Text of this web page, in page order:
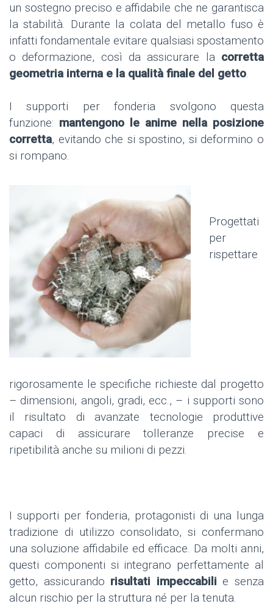
un sostegno preciso e affidabile che ne garantisca
la stabilità. Durante la colata del metallo fuso è
infatti fondamentale evitare qualsiasi spostamento
o deformazione, così da assicurare la corretta
geometria interna e la qualità finale del getto.
I supporti per fonderia svolgono questa
funzione: mantengono le anime nella posizione
corretta, evitando che si spostino, si deformino o
si rompano.
Progettati
per
rispettare
rigorosamente le specifiche richieste dal progetto
– dimensioni, angoli, gradi, ecc., – i supporti sono
il risultato di avanzate tecnologie produttive
capaci di assicurare tolleranze precise e
ripetibilità anche su milioni di pezzi.
I supporti per fonderia, protagonisti di una lunga
tradizione di utilizzo consolidato, si confermano
una soluzione affidabile ed efficace. Da molti anni,
questi componenti si integrano perfettamente al
getto, assicurando risultati impeccabili e senza
alcun rischio per la struttura né per la tenuta.